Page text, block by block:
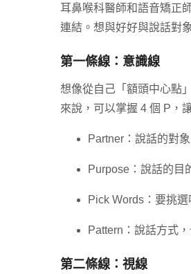
耳鼻喉科醫師和語音矯正
連結。想與好好與說話對
第一條線：意識線
想像從自己「額頭中心點
來說，可以掌握 4 個 P，
Partner：說話的對
Purpose：說話的目
Pick Words：要挑
Pattern：說話方式
第二條線：視線